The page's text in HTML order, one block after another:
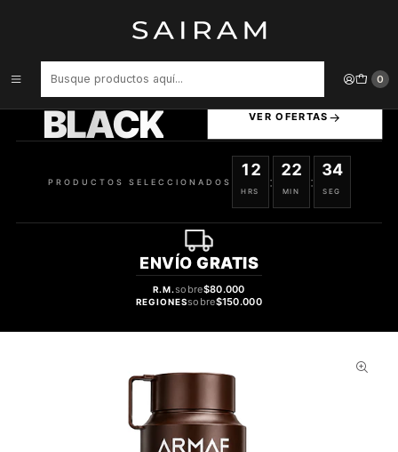
0
DESODORANTE ARMAF BLACK FOREST PERFUME HOMBRE BODY
BLACK VER OFERTAS
PRODUCTOS SELECCIONADOS
12
HRS
:
22
MIN
:
33
SEG
ENVÍO GRATIS
R.M.sobre$80.000
REGIONESsobre$150.000